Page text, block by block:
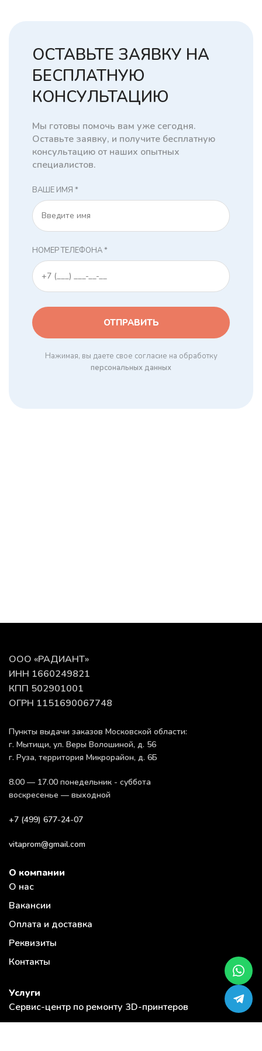
ОСТАВЬТЕ ЗАЯВКУ НА
БЕСПЛАТНУЮ
КОНСУЛЬТАЦИЮ
Мы готовы помочь вам уже сегодня.
Оставьте заявку, и получите бесплатную
консультацию от наших опытных
специалистов.
ВАШЕ ИМЯ *
НОМЕР ТЕЛЕФОНА *
Нажимая, вы даете свое согласие на обработку
персональных данных
ООО «РАДИАНТ»
ИНН 1660249821
КПП 502901001
ОГРН 1151690067748
Пункты выдачи заказов Московской области:
г. Мытищи, ул. Веры Волошиной, д. 56
г. Руза, территория Микрорайон, д. 6Б
8.00 — 17.00 понедельник - суббота
воскресенье — выходной
+7 (499) 677-24-07
vitaprom@gmail.com
О компании
О нас
Вакансии
Оплата и доставка
Реквизиты
Контакты
Услуги
Сервис-центр по ремонту 3D-принтеров
Загрузи модель и закажи 3D печать